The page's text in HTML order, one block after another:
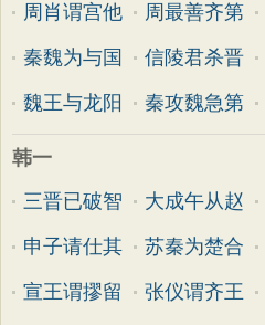
周肖谓宫他 周最善齐第
秦魏为与国 信陵君杀晋
魏王与龙阳 秦攻魏急第
韩一
三晋已破智
大成午从赵
申子请仕其 苏秦为楚合
宣王谓摎留 张仪谓齐王